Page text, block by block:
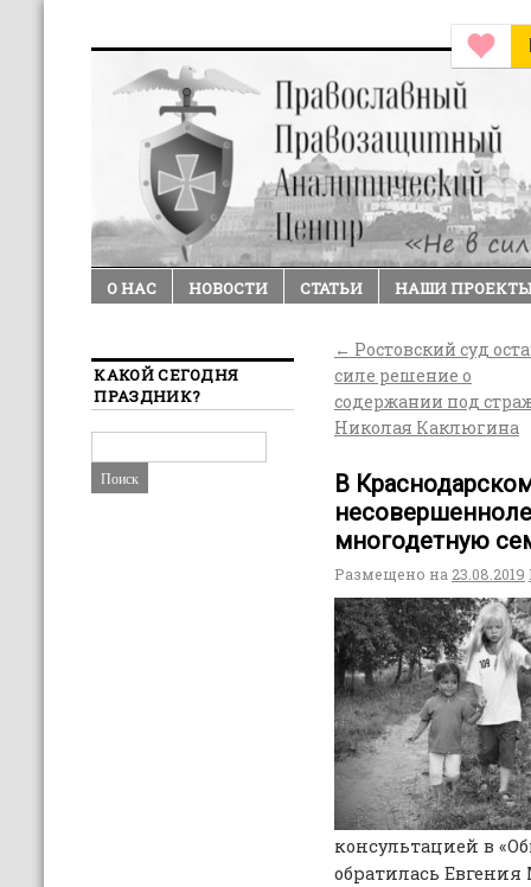
О НАС НОВОСТИ СТАТЬИ НАШИ
← Ростовский суд
силе решение о
содержании под
Николая Каклюгина
В
многодетную
Размещено на 23.08.2019
консультацией в
обратилась
КАКОЙ СЕГОДНЯ
ПРАЗДНИК?